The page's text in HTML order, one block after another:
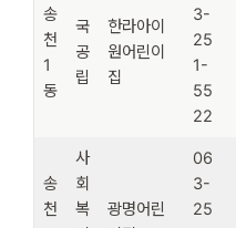
송
천
1
동
국
공
립
한라아이
원어린이
집
3-
25
1-
55
22
송
천
사
회
복
광명어린
06
3-
25